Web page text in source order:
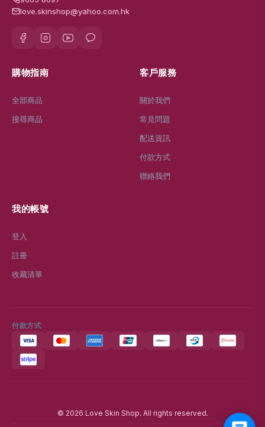
love.skinshop@yahoo.com.hk
購物指南
全部商品
搜尋商品
客戶服務
關於我們
常見問題
配送資訊
付款方式
聯絡我們
我的帳號
登入
註冊
收藏清單
付款方式
© 2026 Love Skin Shop. All rights reserved.